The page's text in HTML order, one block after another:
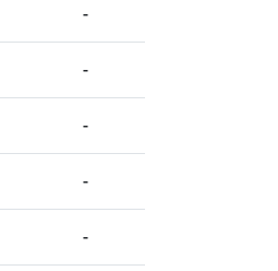
-
-
-
-
-